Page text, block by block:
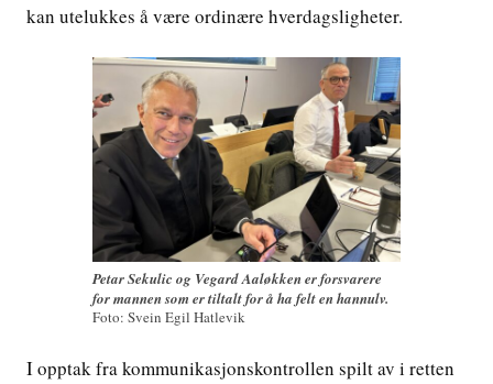
kan utelukkes å være ordinære hverdagsligheter.
Petar Sekulic og Vegard Aaløkken er forsvarere
for mannen som er tiltalt for å ha felt en hannulv.
Foto: Svein Egil Hatlevik
I opptak fra kommunikasjonskontrollen spilt av i retten